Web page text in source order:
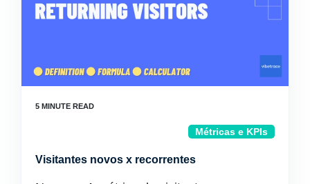
Métricas e KPIs
Visitantes novos x recorrentes